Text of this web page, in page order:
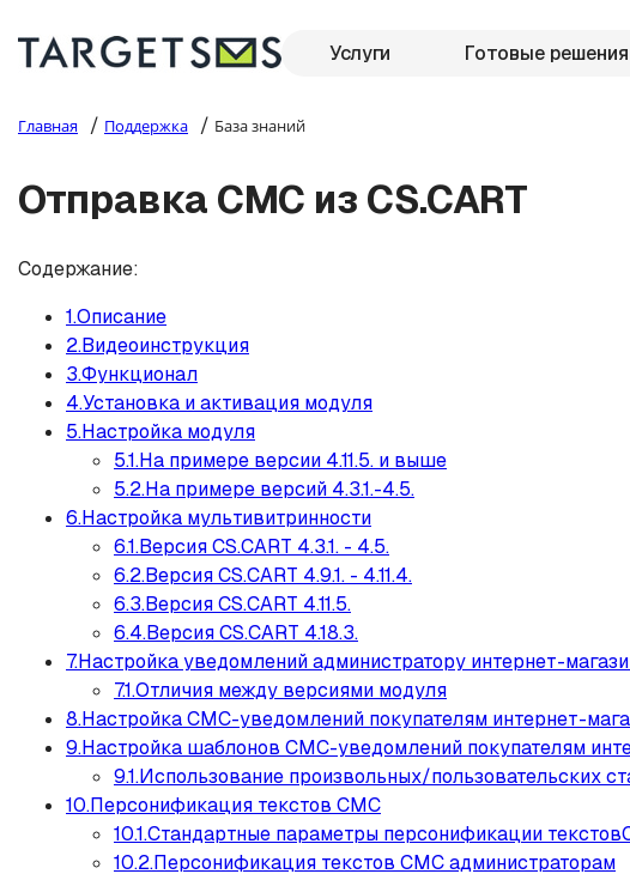
Услуги Готовые решения
Главная / Поддержка / База знаний
Отправка СМС из CS.CART
Содержание:
1.Описание
2.Видеоинструкция
3.Функционал
4.Установка и активация модуля
5.Настройка модуля
5.1.На примере версии 4.11.5. и выше
5.2.На примере версий 4.3.1.-4.5.
6.Настройка мультивитринности
6.1.Версия CS.CART 4.3.1. - 4.5.
6.2.Версия CS.CART 4.9.1. - 4.11.4.
6.3.Версия CS.CART 4.11.5.
6.4.Версия CS.CART 4.18.3.
7.Настройка уведомлений администратору интернет-
7.1.Отличия между версиями модуля
8.Настройка СМС-уведомлений покупателям интернет-
9.Настройка шаблонов СМС-уведомлений покупателям
9.1.Использование произвольных/пользовательских
10.Персонификация текстов СМС
10.1.Стандартные параметры персонификации
10.2.Персонификация текстов СМС администраторам